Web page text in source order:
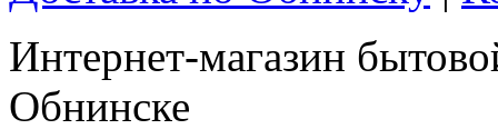
Интернет-магазин
Обнинске